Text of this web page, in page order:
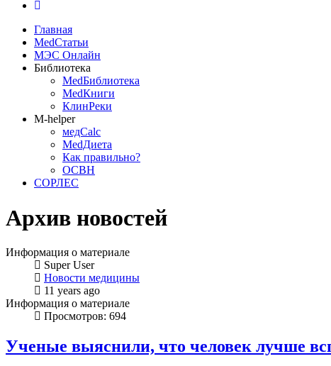
Главная
MedСтатьи
МЭС Онлайн
Библиотека
MedБиблиотека
MedКниги
КлинРеки
M-helper
медCalc
MedДиета
Как правильно?
ОСВН
СОРЛЕС
Архив новостей
Информация о материале
Super User
Новости медицины
11 years ago
Информация о материале
Просмотров: 694
Ученые выяснили, что человек лучше